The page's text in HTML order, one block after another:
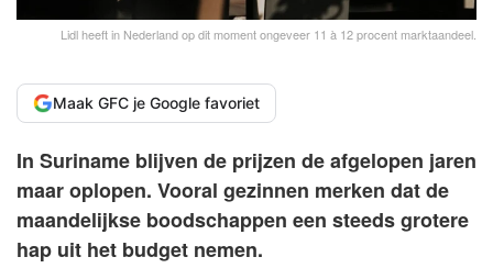
Lidl heeft in Nederland op dit moment ongeveer 11 à 12 procent marktaandeel.
Maak GFC je Google favoriet
In Suriname blijven de prijzen de afgelopen jaren
maar oplopen. Vooral gezinnen merken dat de
maandelijkse boodschappen een steeds grotere
hap uit het budget nemen.